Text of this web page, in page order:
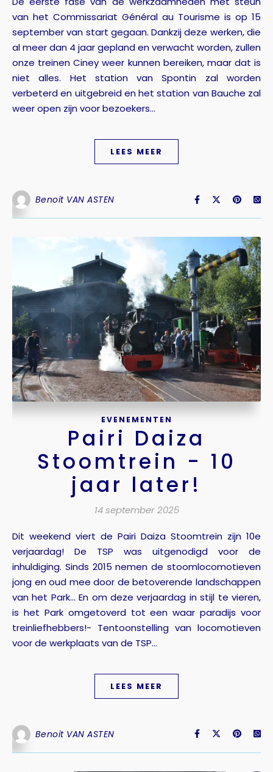
van het Commissariat Général au Tourisme is op 15
september van start gegaan. Dankzij deze werken, die
al meer dan 4 jaar gepland en verwacht worden, zullen
onze treinen Ciney weer kunnen bereiken, maar dat is
niet alles. Het station van Spontin zal worden
verbeterd en uitgebreid en het station van Bauche zal
weer open zijn voor bezoekers...
LEES MEER
Benoit VAN ASTEN
EVENEMENTEN
Pairi Daiza
Stoomtrein - 10
jaar later!
14 september 2025
Dit weekend viert de Pairi Daiza Stoomtrein zijn 10e
verjaardag! De TSP was uitgenodigd voor de
inhuldiging. Sinds 2015 nemen de stoomlocomotieven
jong en oud mee door de betoverende landschappen
van het Park... En om deze verjaardag in stijl te vieren,
is het Park omgetoverd tot een waar paradijs voor
treinliefhebbers!- Tentoonstelling van locomotieven
voor de werkplaats van de TSP...
LEES MEER
Benoit VAN ASTEN